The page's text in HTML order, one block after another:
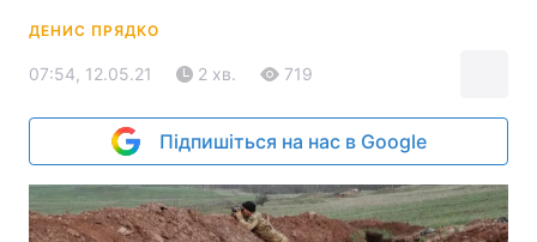
ДЕНИС ПРЯДКО
07:54, 12.05.21 2 хв. 719
Підпишіться на нас в Google